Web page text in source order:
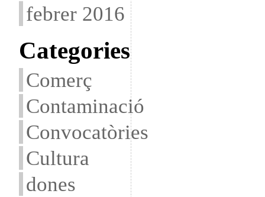
febrer 2016
Categories
Comerç
Contaminació
Convocatòries
Cultura
dones